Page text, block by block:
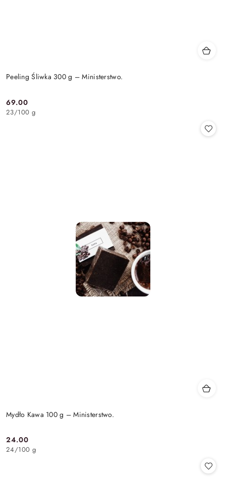
Peeling Śliwka 300 g – Ministerstwo.
Cena:
69.00
23/100 g
Mydło Kawa 100 g – Ministerstwo.
Cena:
24.00
24/100 g